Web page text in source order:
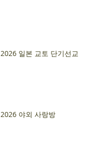
2026 일본 교토 단기선교
2026 야외 사랑방